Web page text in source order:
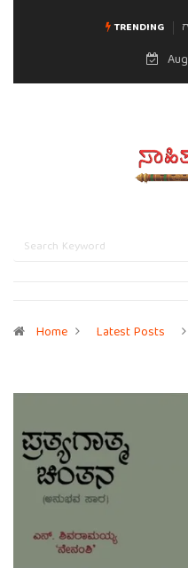
TRENDING
Home Latest Posts